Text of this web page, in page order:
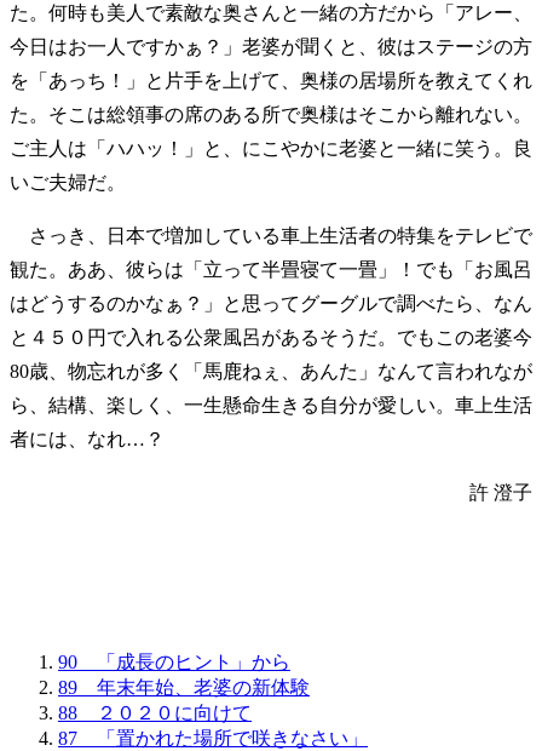
た。何時も美人で素敵な奥さんと一緒の方だから「アレー、
今日はお一人ですかぁ？」老婆が聞くと、彼はステージの方
を「あっち！」と片手を上げて、奥様の居場所を教えてくれ
た。そこは総領事の席のある所で奥様はそこから離れない。
ご主人は「ハハッ！」と、にこやかに老婆と一緒に笑う。良
いご夫婦だ。
さっき、日本で増加している車上生活者の特集をテレビで
観た。ああ、彼らは「立って半畳寝て一畳」！でも「お風呂
はどうするのかなぁ？」と思ってグーグルで調べたら、なん
と４５０円で入れる公衆風呂があるそうだ。でもこの老婆今
80歳、物忘れが多く「馬鹿ねぇ、あんた」なんて言われなが
ら、結構、楽しく、一生懸命生きる自分が愛しい。車上生活
者には、なれ…？
許 澄子
90 「成長のヒント」から
89 年末年始、老婆の新体験
88 ２０２０に向けて
87 「置かれた場所で咲きなさい」